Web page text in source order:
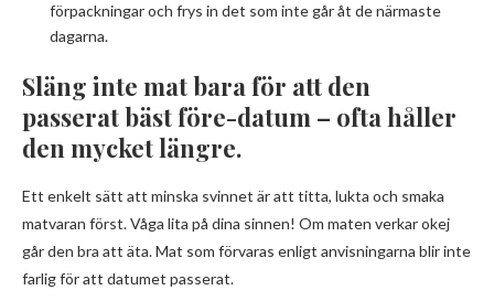
förpackningar och frys in det som inte går åt de närmaste
dagarna.
Släng inte mat bara för att den
passerat bäst före-datum – ofta håller
den mycket längre.
Ett enkelt sätt att minska svinnet är att titta, lukta och smaka
matvaran först. Våga lita på dina sinnen! Om maten verkar okej
går den bra att äta. Mat som förvaras enligt anvisningarna blir inte
farlig för att datumet passerat.